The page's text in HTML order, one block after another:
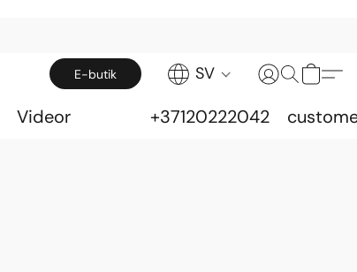
E-butik SV
Videor +37120222042